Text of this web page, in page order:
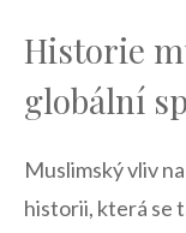
Historie
⁣globální
Muslimský vliv
historii, která se